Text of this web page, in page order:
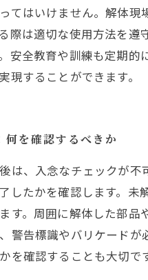
てはいけません。解体
際は適切な使用方法を
安全教育や訓練も定期
現することができます。
何を確認するべきか
は、入念なチェックが
したかを確認します。
す。周囲に解体した部
警告標識やバリケード
を確認することも大切